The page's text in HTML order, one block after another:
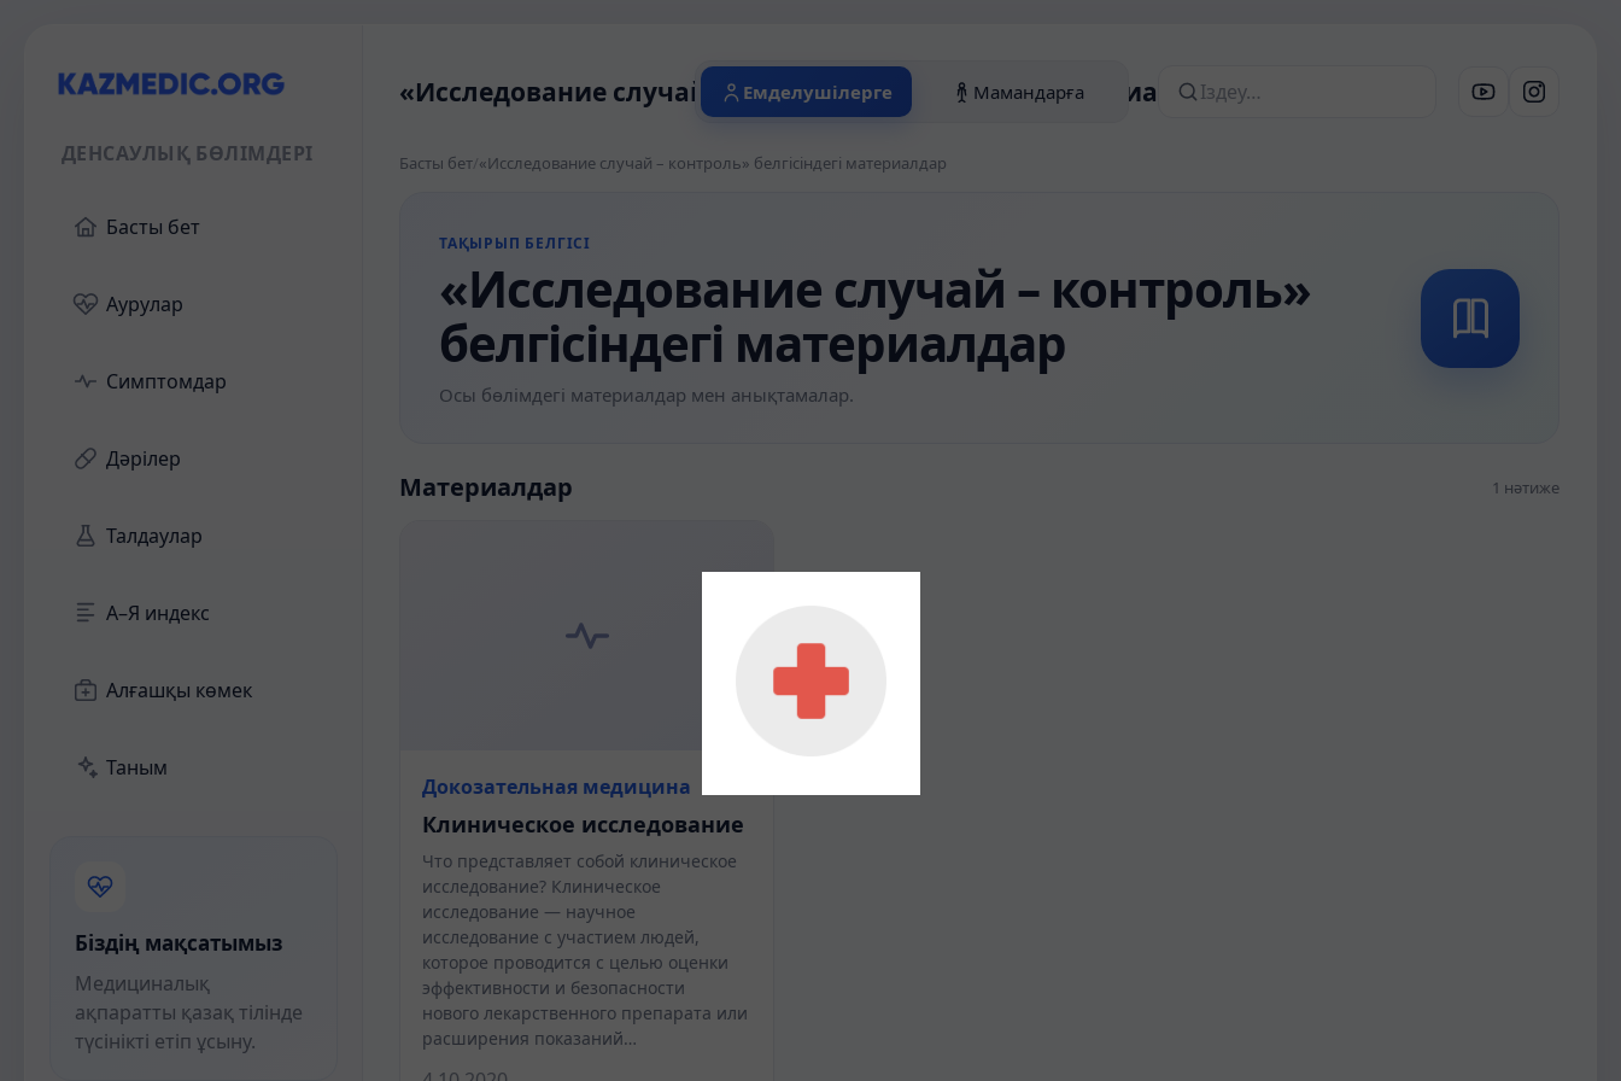
ДЕНСАУЛЫҚ БӨЛІМДЕРІ
Басты бет
Аурулар
Симптомдар
Дәрілер
Талдаулар
А–Я индекс
Алғашқы көмек
Таным
Біздің мақсатымыз
Медициналық
ақпаратты қазақ тілінде
түсінікті етіп ұсыну.
«Исследование случай – контроль» белгісіндегі материалдар
Емделушілерге Мамандарға Сайттан іздеу
Басты бет/«Исследование случай – контроль» белгісіндегі материалдар
ТАҚЫРЫП БЕЛГІСІ
«Исследование случай – контроль»
белгісіндегі материалдар
Осы бөлімдегі материалдар мен анықтамалар.
Материалдар 1 нәтиже
Докозательная медицина
Клиническое исследование
Что представляет собой клиническое
исследование? Клиническое
исследование — научное
исследование с участием людей,
которое проводится с целью оценки
эффективности и безопасности
нового лекарственного препарата или
расширения показаний…